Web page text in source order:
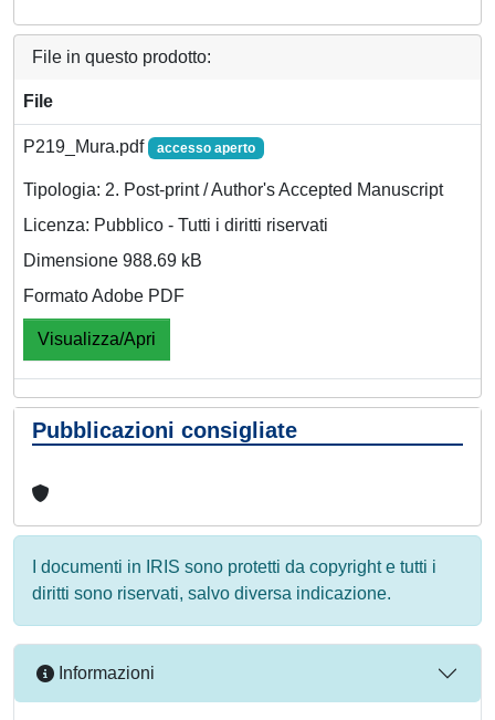
File in questo prodotto:
File
P219_Mura.pdf accesso aperto
Tipologia: 2. Post-print / Author's Accepted Manuscript
Licenza: Pubblico - Tutti i diritti riservati
Dimensione 988.69 kB
Formato Adobe PDF
Visualizza/Apri
Pubblicazioni consigliate
I documenti in IRIS sono protetti da copyright e tutti i
diritti sono riservati, salvo diversa indicazione.
Informazioni